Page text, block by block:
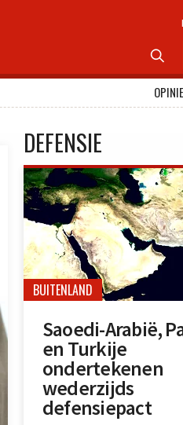

OPINIE
DEFENSIE
BUITENLAND
Saoedi-Arabië,
en Turkije
ondertekenen
wederzijds
defensiepact